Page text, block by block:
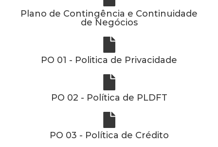
Plano de Contingência e Continuidade
de Negócios
PO 01 - Politica de Privacidade
PO 02 - Política de PLDFT
PO 03 - Política de Crédito